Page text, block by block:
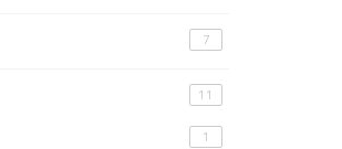
7
11
1